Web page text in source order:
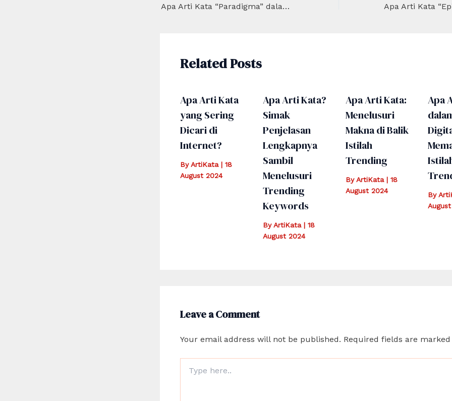
navigation
Apa Arti Kata “Paradigma” dalam Konteks Akademis?
Related Posts
Apa Arti Kata
yang Sering
Dicari di
Internet?
ByArtiKata | 18
August 2024
Apa Arti Kata?
Simak
Penjelasan
Lengkapnya
Sambil
Menelusuri
Trending
Keywords
ByArtiKata | 18
August 2024
Apa Arti Kata:
Menelusuri
Makna di Balik
Istilah
Trending
ByArtiKata | 18
August 2024
Apa
By
Leave a Comment
Your email address will not be published. Required fields are marked
here..